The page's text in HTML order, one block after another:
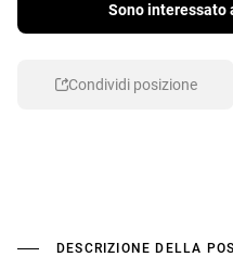
Sono interessato
Condividi posizione
DESCRIZIONE DELLA